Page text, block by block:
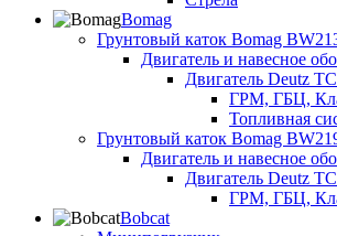
Bomag
Грунтовый каток Bomag
Двигатель и навесное
Двигатель Deutz
ГРМ, ГБЦ,
Топливная
Грунтовый каток Bomag
Двигатель и навесное
Двигатель Deutz
ГРМ, ГБЦ,
Bobcat